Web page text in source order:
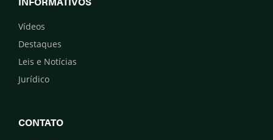
Vídeos
Destaques
Leis e Notícias
Jurídico
CONTATO